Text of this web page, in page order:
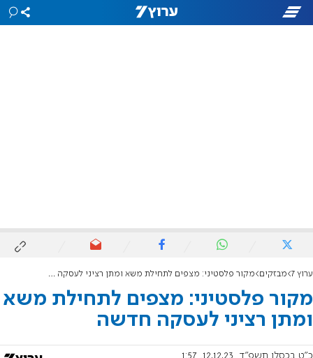
ערוץ 7 מבזקים מקור פלסטיני: מצפים לתחילת משא ומתן רציני לעסקה חדשה
מקור פלסטיני: מצפים לתחילת משא
ומתן רציני לעסקה חדשה